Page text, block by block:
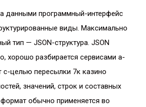
данными программный-интерфейс
виды. Максимально
тип — JSON-структура. JSON
хорошо разбирается сервисами а-
с-целью пересылки 7к казино
значений, строк и составных
формат обычно применяется во